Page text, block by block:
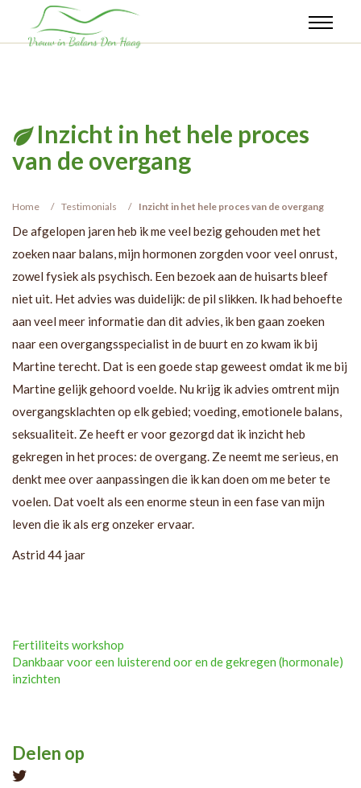
Inzicht in het hele proces
van de overgang
Home Testimonials Inzicht in het hele proces van de overgang
De afgelopen jaren heb ik me veel bezig gehouden met het
zoeken naar balans, mijn hormonen zorgden voor veel onrust,
zowel fysiek als psychisch. Een bezoek aan de huisarts bleef
niet uit. Het advies was duidelijk: de pil slikken. Ik had behoefte
aan veel meer informatie dan dit advies, ik ben gaan zoeken
naar een overgangsspecialist in de buurt en zo kwam ik bij
Martine terecht. Dat is een goede stap geweest omdat ik me bij
Martine gelijk gehoord voelde. Nu krijg ik advies omtrent mijn
overgangsklachten op elk gebied; voeding, emotionele balans,
seksualiteit. Ze heeft er voor gezorgd dat ik inzicht heb
gekregen in het proces: de overgang. Ze neemt me serieus, en
denkt mee over aanpassingen die ik kan doen om me beter te
voelen. Dat voelt als een enorme steun in een fase van mijn
leven die ik als erg onzeker ervaar.
Astrid 44 jaar
Post
navigation
Fertiliteits workshop
Dankbaar voor een luisterend oor en de gekregen (hormonale)
inzichten
Delen op